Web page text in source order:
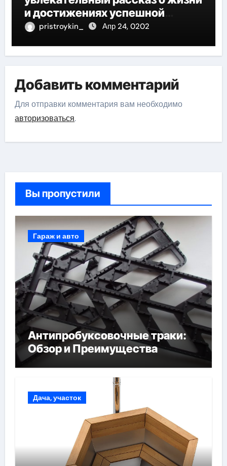
и достижениях успешной
фигуристки
pristroykin_ Апр 24, 0202
Добавить комментарий
Для отправки комментария вам необходимо
авторизоваться.
Вы пропустили
Гараж и авто
Антипробуксовочные траки:
Обзор и Преимущества
Дача, участок